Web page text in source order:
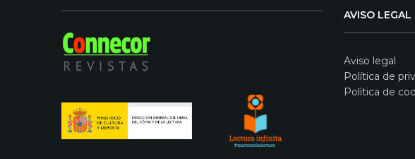
AVISO LEGAL
Aviso legal
Política de
Política de